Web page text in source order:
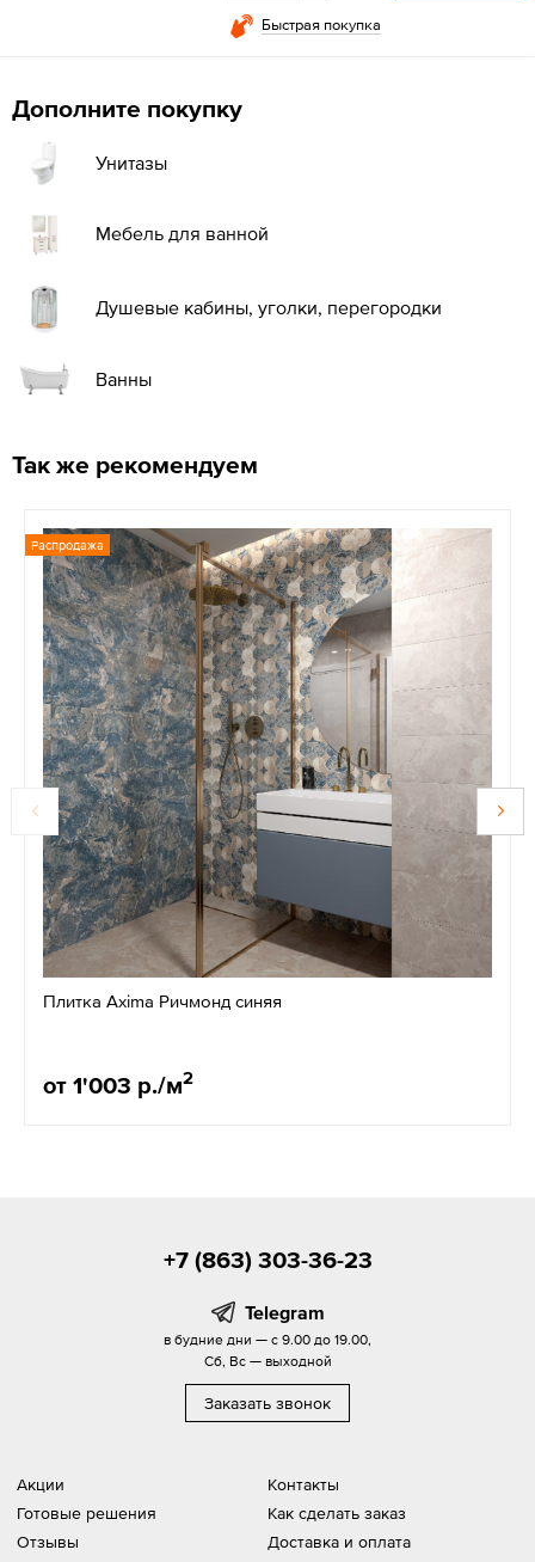
Быстрая покупка
Дополните покупку
Унитазы
Мебель для ванной
Душевые кабины, уголки, перегородки
Ванны
Так же рекомендуем
Распродажа
Плитка Axima Ричмонд синяя
от 1'003 р./м2
Акции
Готовые решения
Отзывы
Контакты
Как сделать заказ
Доставка и оплата
+7 (863) 303-36-23
Telegram
в будние дни — с 9.00 до 19.00,
Сб, Вс — выходной
Заказать звонок